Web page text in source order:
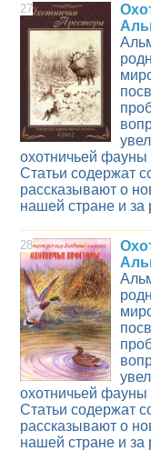
27
охотничьей фауны
Статьи содержат
рассказывают о
нашей стране и
28
охотничьей фауны
Статьи содержат
рассказывают о
нашей стране и за